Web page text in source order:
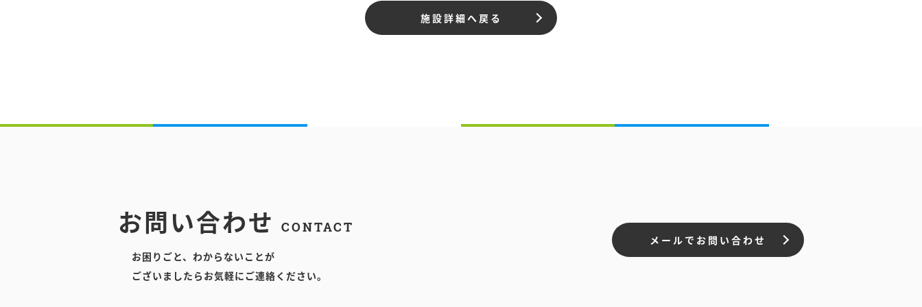
施設詳細へ戻る
お問い合わせ CONTACT
お困りごと、わからないことが
ございましたらお気軽にご連絡ください。
メールでお問い合わせ